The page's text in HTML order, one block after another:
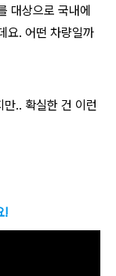
대상으로 국내에
요. 어떤 차량일까
.. 확실한 건 이런
!